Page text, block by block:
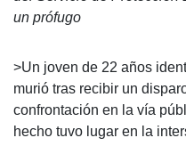
un prófugo
>Un joven de 22 años
murió tras recibir un
confrontación en la vía
hecho tuvo lugar en la